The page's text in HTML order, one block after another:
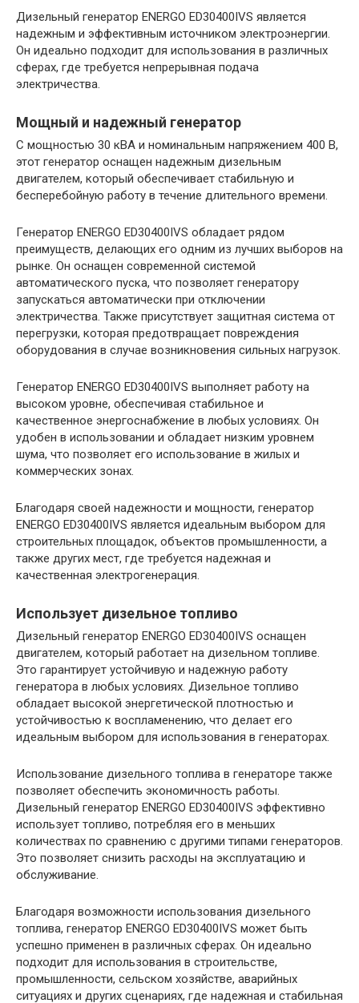
Дизельный генератор ENERGO ED30400IVS является
надежным и эффективным источником электроэнергии.
Он идеально подходит для использования в различных
сферах, где требуется непрерывная подача
электричества.
Мощный и надежный генератор
С мощностью 30 кВА и номинальным напряжением 400 В,
этот генератор оснащен надежным дизельным
двигателем, который обеспечивает стабильную и
бесперебойную работу в течение длительного времени.
Генератор ENERGO ED30400IVS обладает рядом
преимуществ, делающих его одним из лучших выборов на
рынке. Он оснащен современной системой
автоматического пуска, что позволяет генератору
запускаться автоматически при отключении
электричества. Также присутствует защитная система от
перегрузки, которая предотвращает повреждения
оборудования в случае возникновения сильных нагрузок.
Генератор ENERGO ED30400IVS выполняет работу на
высоком уровне, обеспечивая стабильное и
качественное энергоснабжение в любых условиях. Он
удобен в использовании и обладает низким уровнем
шума, что позволяет его использование в жилых и
коммерческих зонах.
Благодаря своей надежности и мощности, генератор
ENERGO ED30400IVS является идеальным выбором для
строительных площадок, объектов промышленности, а
также других мест, где требуется надежная и
качественная электрогенерация.
Использует дизельное топливо
Дизельный генератор ENERGO ED30400IVS оснащен
двигателем, который работает на дизельном топливе.
Это гарантирует устойчивую и надежную работу
генератора в любых условиях. Дизельное топливо
обладает высокой энергетической плотностью и
устойчивостью к воспламенению, что делает его
идеальным выбором для использования в генераторах.
Использование дизельного топлива в генераторе также
позволяет обеспечить экономичность работы.
Дизельный генератор ENERGO ED30400IVS эффективно
использует топливо, потребляя его в меньших
количествах по сравнению с другими типами генераторов.
Это позволяет снизить расходы на эксплуатацию и
обслуживание.
Благодаря возможности использования дизельного
топлива, генератор ENERGO ED30400IVS может быть
успешно применен в различных сферах. Он идеально
подходит для использования в строительстве,
промышленности, сельском хозяйстве, аварийных
ситуациях и других сценариях, где надежная и стабильная